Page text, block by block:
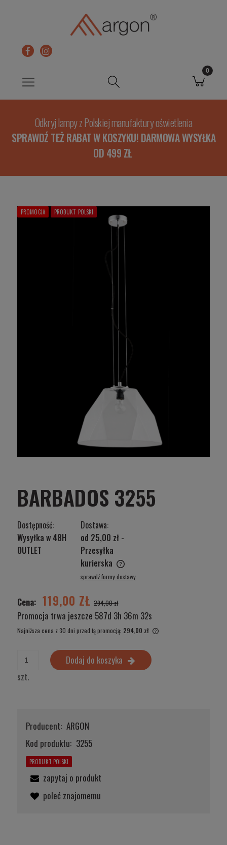
Odkryj lampy z Polskiej manufaktury oświetlenia
SPRAWDŹ TEŻ RABAT W KOSZYKU! DARMOWA WYSYŁKA
OD 499 ZŁ
PROMOCJA PRODUKT POLSKI
BARBADOS 3255
Dostępność:
Wysyłka w 48H
OUTLET
Dostawa:
od 25,00 zł -
Przesyłka
kurierska
Cena nie zawiera ewentualnych kosztów płatności
sprawdź formy dostawy
Cena: 119,00 ZŁ 294,00 zł
Promocja trwa jeszcze 587d 3h 36m 32s
Najniższa cena z 30 dni przed tą promocją: 294,00 zł
szt.
Dodaj do koszyka
Producent: ARGON
Kod produktu: 3255
PRODUKT POLSKI
zapytaj o produkt
poleć znajomemu